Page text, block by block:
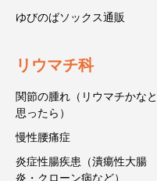
ゆびのばソックス通販
リウマチ科
関節の腫れ（リウマチかなと
思ったら）
慢性腰痛症
炎症性腸疾患（潰瘍性大腸
炎・クローン病など）